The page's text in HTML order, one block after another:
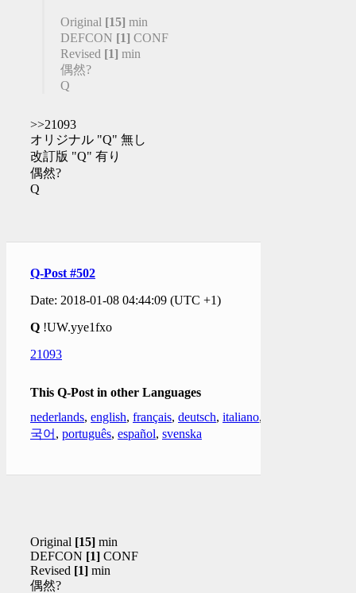
Original [15] min
DEFCON [1] CONF
Revised [1] min
偶然?
Q
>>21093
オリジナル "Q" 無し
改訂版 "Q" 有り
偶然?
Q
Q-Post #502
Date: 2018-01-08 04:44:09 (UTC +1)
Q !UW.yye1fxo
21093
This Q-Post in other Languages
nederlands, english, français, deutsch, italiano,
국어 , português, español, svenska
Original [15] min
DEFCON [1] CONF
Revised [1] min
偶然?